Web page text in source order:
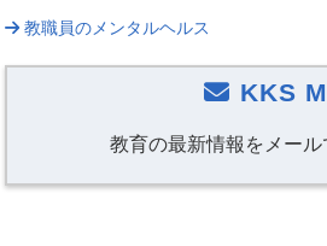
教職員のメンタルヘルス
KKS
教育の最新情報をメール